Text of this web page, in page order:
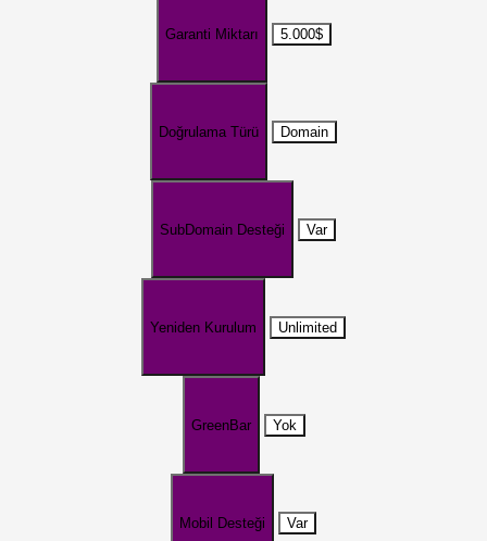
Garanti Miktarı 5.000$
Doğrulama Türü Domain
SubDomain Desteği Var
Yeniden Kurulum Unlimited
GreenBar Yok
Mobil Desteği Var